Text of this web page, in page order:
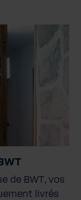
de BWT, vos
livrés